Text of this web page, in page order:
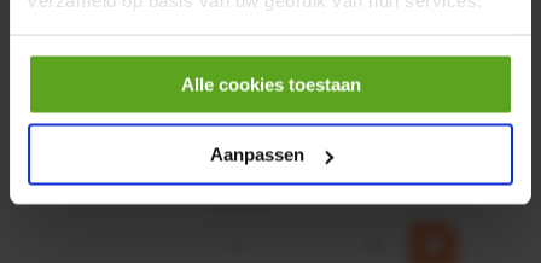
Alle cookies toestaan
Aanpassen
4mm x Ø17mm
Merknaam:Baltrotors
€ 19,99
incl. BTW